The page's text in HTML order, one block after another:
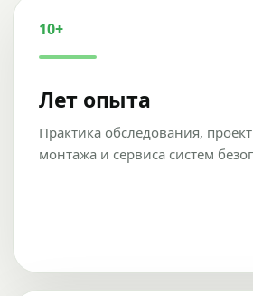
10+
Лет опыта
Практика обследования,
монтажа и сервиса систем